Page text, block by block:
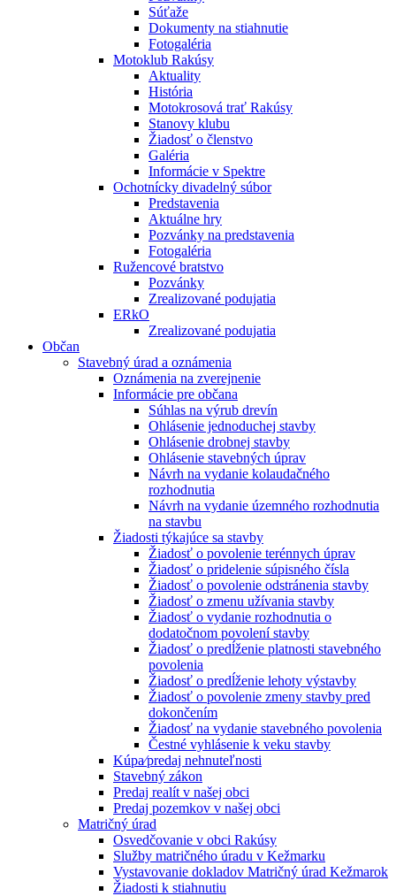
Súťaže
Dokumenty na stiahnutie
Fotogaléria
Motoklub Rakúsy
Aktuality
História
Motokrosová trať Rakúsy
Stanovy klubu
Žiadosť o členstvo
Galéria
Informácie v Spektre
Ochotnícky divadelný súbor
Predstavenia
Aktuálne hry
Pozvánky na predstavenia
Fotogaléria
Ružencové bratstvo
Pozvánky
Zrealizované podujatia
ERkO
Zrealizované podujatia
Občan
Stavebný úrad a oznámenia
Oznámenia na zverejnenie
Informácie pre občana
Súhlas na výrub drevín
Ohlásenie jednoduchej stavby
Ohlásenie drobnej stavby
Ohlásenie stavebných úprav
Návrh na vydanie kolaudačného
rozhodnutia
Návrh na vydanie územného rozhodnutia
na stavbu
Žiadosti týkajúce sa stavby
Žiadosť o povolenie terénnych úprav
Žiadosť o pridelenie súpisného čísla
Žiadosť o povolenie odstránenia stavby
Žiadosť o zmenu užívania stavby
Žiadosť o vydanie rozhodnutia o
dodatočnom povolení stavby
Žiadosť o predĺženie platnosti stavebného
povolenia
Žiadosť o predĺženie lehoty výstavby
Žiadosť o povolenie zmeny stavby pred
dokončením
Žiadosť na vydanie stavebného povolenia
Čestné vyhlásenie k veku stavby
Kúpa⁄predaj nehnuteľnosti
Stavebný zákon
Predaj realít v našej obci
Predaj pozemkov v našej obci
Matričný úrad
Osvedčovanie v obci Rakúsy
Služby matričného úradu v Kežmarku
Vystavovanie dokladov Matričný úrad Kežmarok
Žiadosti k stiahnutiu